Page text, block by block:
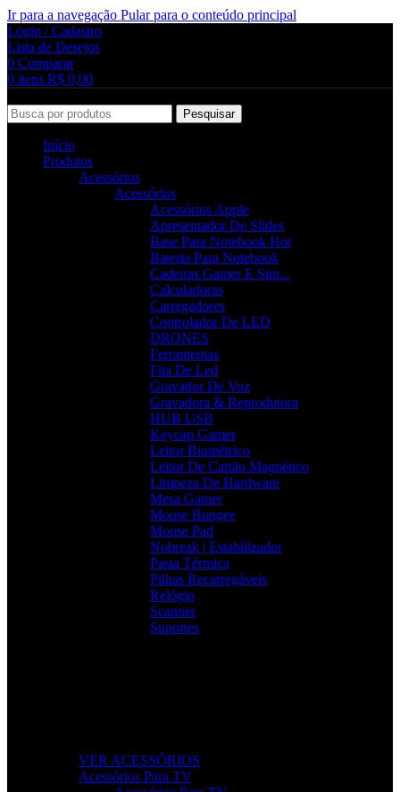
Ir para a navegação Pular para o conteúdo principal
Login / Cadastro
Lista de Desejos
0 Comparar
0 itens R$ 0,00
Pesquisar
Início
Produtos
Acessórios
Acessórios
Acessórios Apple
Apresentador De Slides
Base Para Notebook Hot
Bateria Para Notebook
Cadeiras Gamer E Sim...
Calculadoras
Carregadores
Controlador De LED
DRONES
Ferramentas
Fita De Led
Gravador De Voz
Gravadora & Reprodutora
HUB USB
Keycap Gamer
Leitor Biométrico
Leitor De Cartão Magnético
Limpeza De Hardware
Mesa Gamer
Mouse Bungee
Mouse Pad
Nobreak | Estabilizador
Pasta Térmica
Pilhas Recarregáveis
Relógio
Scanner
Suportes
VER ACESSÓRIOS
Acessórios Para TV